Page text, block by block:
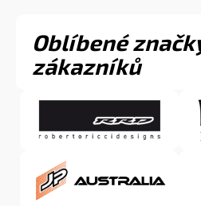
Oblíbené
zákazníků